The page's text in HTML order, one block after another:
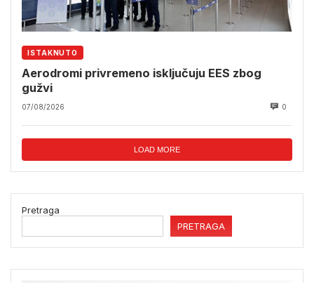
ISTAKNUTO
Aerodromi privremeno isključuju EES zbog
gužvi
07/08/2026 0
LOAD MORE
Pretraga
PRETRAGA